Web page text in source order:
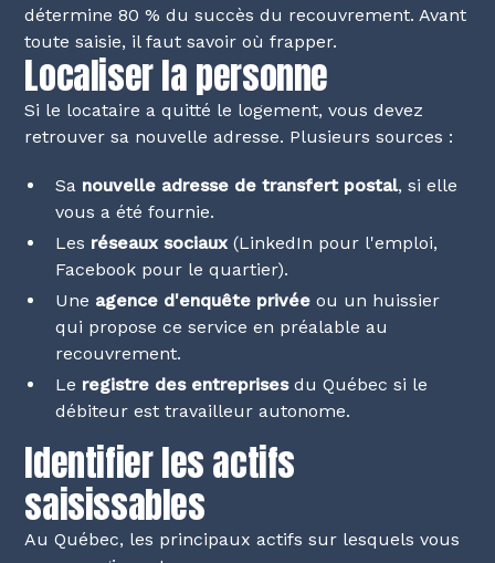
détermine 80 % du succès du recouvrement. Avant
toute saisie, il faut savoir où frapper.
Localiser la personne
Si le locataire a quitté le logement, vous devez
retrouver sa nouvelle adresse. Plusieurs sources :
Sa nouvelle adresse de transfert postal, si elle
vous a été fournie.
Les réseaux sociaux (LinkedIn pour l'emploi,
Facebook pour le quartier).
Une agence d'enquête privée ou un huissier
qui propose ce service en préalable au
recouvrement.
Le registre des entreprisesdu Québec si le
débiteur est travailleur autonome.
Identifier les actifs
saisissables
Au Québec, les principaux actifs sur lesquels vous